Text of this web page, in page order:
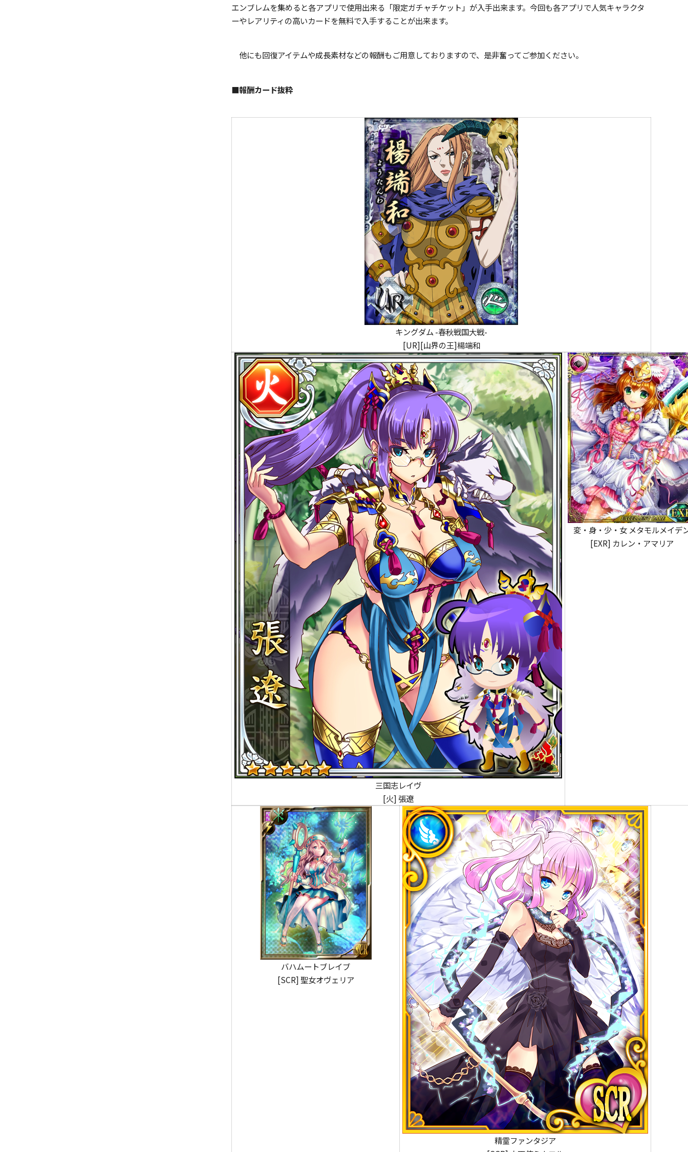
エンブレムを集めると各アプリで使用出来る「限定ガチャチケット」が入手出来ます。今回も各アプリで人気キャラクタ
ーやレアリティの高いカードを無料で入手することが出来ます。
他にも回復アイテムや成長素材などの報酬もご用意しておりますので、是非奮ってご参加ください。
■報酬カード抜粋
キングダム -春秋戦国大戦-
[UR][山界の王]楊端和
三国志レイヴ
[火] 張遼
変・身・少・女 メタモルメイデ
[EXR] カレン・アマリア
バハムートブレイブ
[SCR] 聖女オヴェリア
精霊ファンタジア